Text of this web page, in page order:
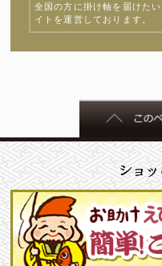
全国の方に掛け軸を届けた
イトを運営しております。